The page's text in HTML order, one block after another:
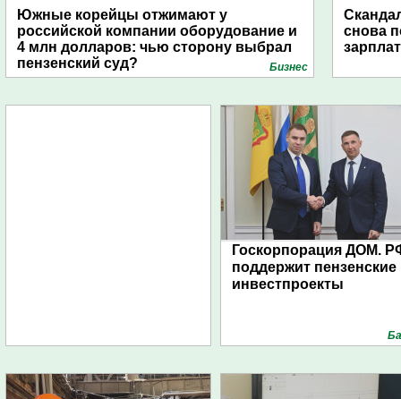
Южные корейцы отжимают у
российской компании оборудование и
4 млн долларов: чью сторону выбрал
пензенский суд?
Бизнес
снова
Госкорпорация ДОМ.
поддержит пензенские
инвестпроекты